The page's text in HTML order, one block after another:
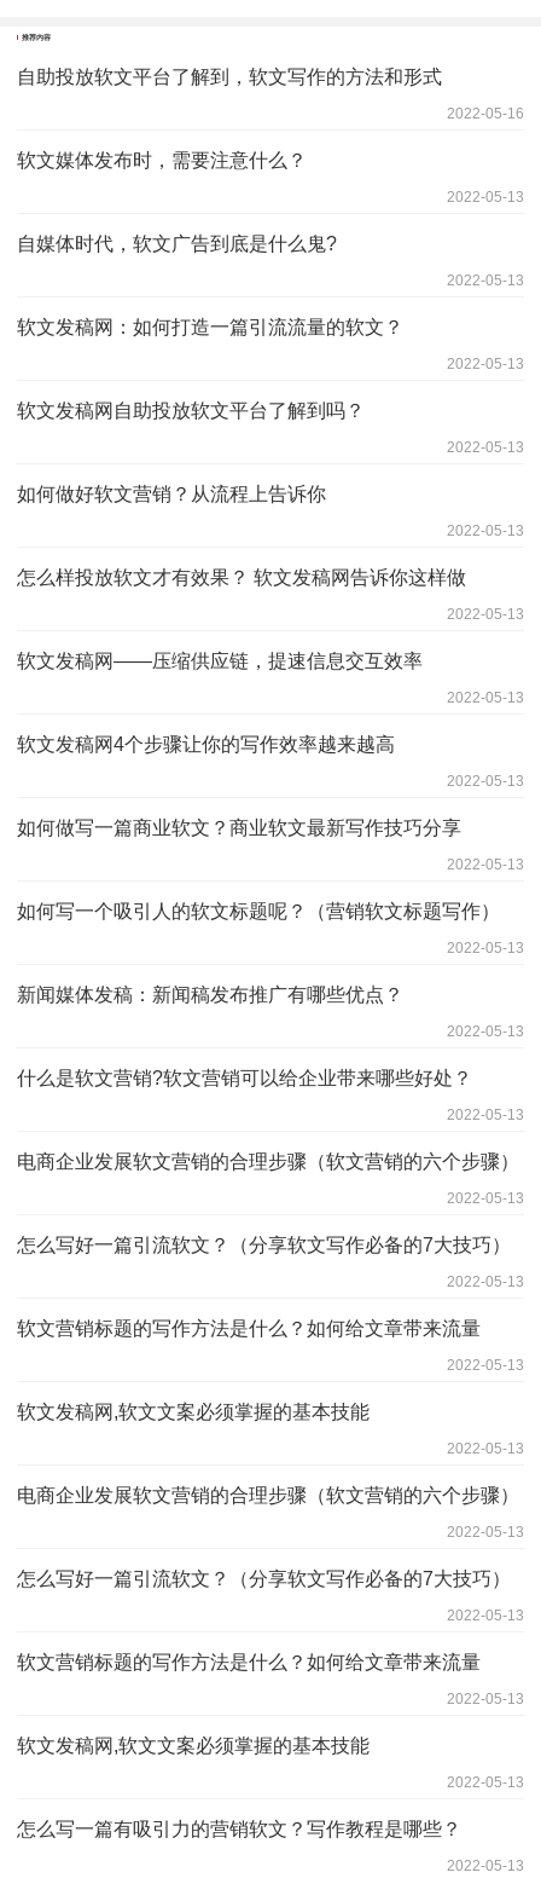
推荐内容
自助投放软文平台了解到，软文写作的方法和形式
2022-05-16
软文媒体发布时，需要注意什么？
2022-05-13
自媒体时代，软文广告到底是什么鬼?
2022-05-13
软文发稿网：如何打造一篇引流流量的软文？
2022-05-13
软文发稿网自助投放软文平台了解到吗？
2022-05-13
如何做好软文营销？从流程上告诉你
2022-05-13
怎么样投放软文才有效果？ 软文发稿网告诉你这样做
2022-05-13
软文发稿网——压缩供应链，提速信息交互效率
2022-05-13
软文发稿网4个步骤让你的写作效率越来越高
2022-05-13
如何做写一篇商业软文？商业软文最新写作技巧分享
2022-05-13
如何写一个吸引人的软文标题呢？（营销软文标题写作）
2022-05-13
新闻媒体发稿：新闻稿发布推广有哪些优点？
2022-05-13
什么是软文营销?软文营销可以给企业带来哪些好处？
2022-05-13
电商企业发展软文营销的合理步骤（软文营销的六个步骤）
2022-05-13
怎么写好一篇引流软文？（分享软文写作必备的7大技巧）
2022-05-13
软文营销标题的写作方法是什么？如何给文章带来流量
2022-05-13
软文发稿网,软文文案必须掌握的基本技能
2022-05-13
电商企业发展软文营销的合理步骤（软文营销的六个步骤）
2022-05-13
怎么写好一篇引流软文？（分享软文写作必备的7大技巧）
2022-05-13
软文营销标题的写作方法是什么？如何给文章带来流量
2022-05-13
软文发稿网,软文文案必须掌握的基本技能
2022-05-13
怎么写一篇有吸引力的营销软文？写作教程是哪些？
2022-05-13